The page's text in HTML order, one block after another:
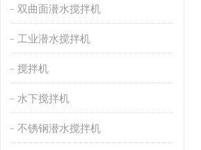
双曲面潜水搅拌机
工业潜水搅拌机
搅拌机
水下搅拌机
不锈钢潜水搅拌机